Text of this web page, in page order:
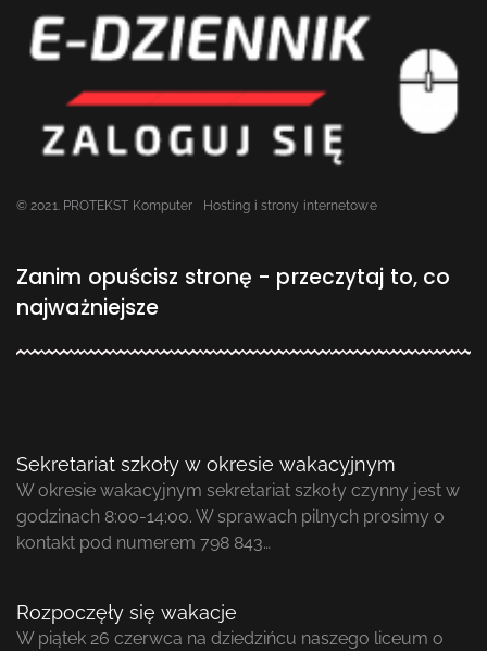
© 2021. PROTEKST Komputer Hosting i strony internetowe
Zanim opuścisz stronę - przeczytaj to, co
najważniejsze
Sekretariat szkoły w okresie wakacyjnym
W okresie wakacyjnym sekretariat szkoły czynny jest w
godzinach 8:00-14:00. W sprawach pilnych prosimy o
kontakt pod numerem 798 843…
Rozpoczęły się wakacje
W piątek 26 czerwca na dziedzińcu naszego liceum o